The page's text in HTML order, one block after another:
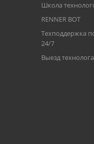
Школа
RENNER BOT
Техподдержка
24/7
Выезд технолога